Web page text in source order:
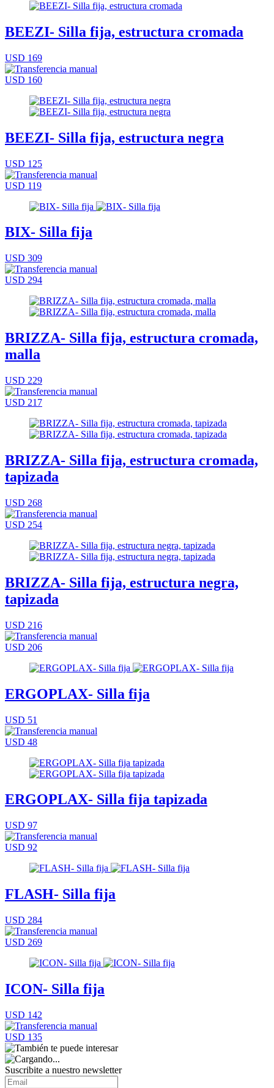
BEEZI- Silla fija, estructura cromada
USD 169
USD 160
BEEZI- Silla fija, estructura negra
USD 125
USD 119
BIX- Silla fija
USD 309
USD 294
BRIZZA- Silla fija, estructura cromada,
malla
USD 229
USD 217
BRIZZA- Silla fija, estructura cromada,
tapizada
USD 268
USD 254
BRIZZA- Silla fija, estructura negra,
tapizada
USD 216
USD 206
ERGOPLAX- Silla fija
USD 51
USD 48
ERGOPLAX- Silla fija tapizada
USD 97
USD 92
FLASH- Silla fija
USD 284
USD 269
ICON- Silla fija
USD 142
USD 135
Suscribite a nuestro newsletter